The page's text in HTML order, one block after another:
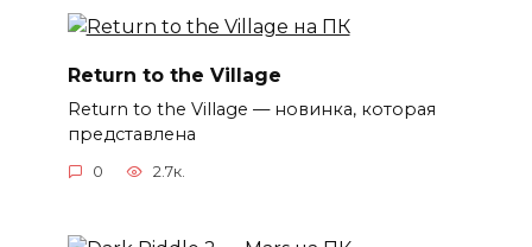
Return to the Village
Return to the Village — новинка, которая
представлена
0 2.7к.